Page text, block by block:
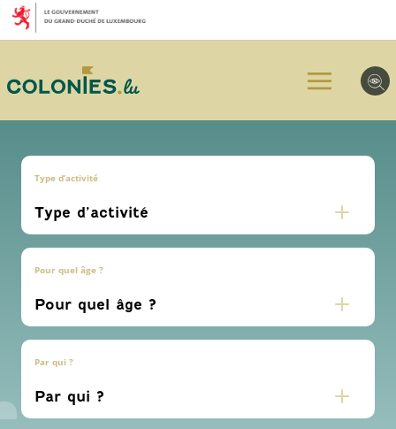
Aller
au
menu
Aller
au
contenu
Aller
au
pied
page
Type d’activité
Pour quel âge ?
Par qui ?